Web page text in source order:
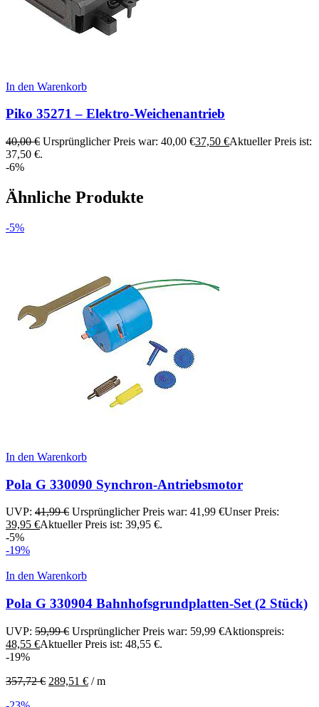
In den Warenkorb
Piko 35271 – Elektro-Weichenantrieb
40,00€ Ursprünglicher Preis war: 40,00 €37,50 €Aktueller Preis ist:
37,50 €.
-6%
Ähnliche Produkte
-5%
In den Warenkorb
Pola G 330090 Synchron-Antriebsmotor
UVP: 41,99€ Ursprünglicher Preis war: 41,99 €Unser Preis:
39,95 €Aktueller Preis ist: 39,95 €.
-5%
-19%
In den Warenkorb
Pola G 330904 Bahnhofsgrundplatten-Set (2 Stück)
UVP: 59,99€ Ursprünglicher Preis war: 59,99 €Aktionspreis:
48,55 €Aktueller Preis ist: 48,55 €.
-19%
357,72€ 289,51 € /m